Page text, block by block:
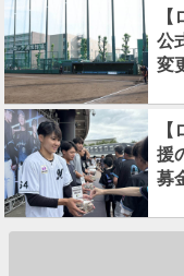
公
変
援
募